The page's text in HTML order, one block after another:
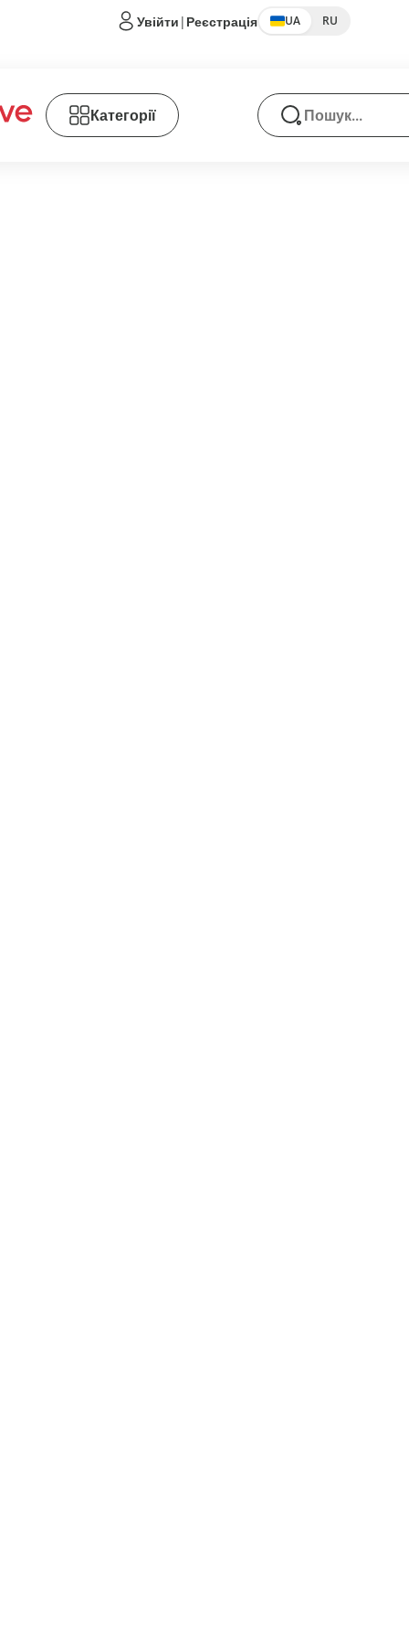
Увійти | Реєстрація UA RU
Категорії Пошук товарів